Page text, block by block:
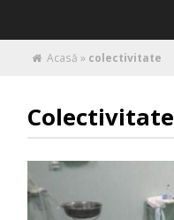
Acasă » colectivitate
Colectivitate